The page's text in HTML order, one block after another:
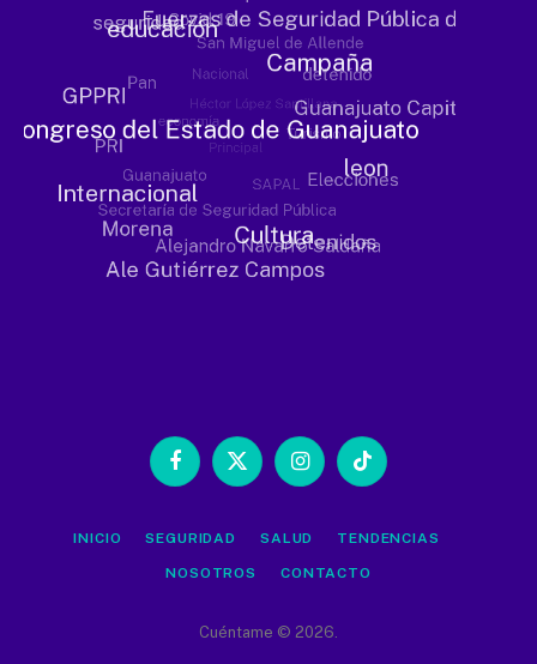
Facebook
X
InstagramTikTok
INICIO SEGURIDAD SALUD TENDENCIAS
NOSOTROS CONTACTO
Cuéntame © 2026.